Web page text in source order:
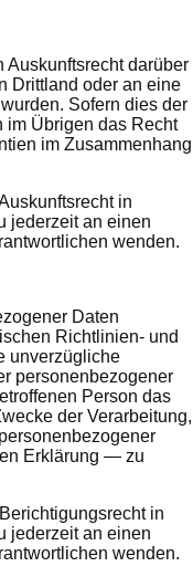
Auskunftsrecht darüber
Drittland oder an eine
Sofern dies der
im Übrigen das Recht
im Zusammenhang
in
jederzeit an einen
wenden.
Daten
Richtlinien- und
unverzügliche
personenbezogener
Person das
der Verarbeitung,
Erklärung — zu
in
jederzeit an einen
wenden.